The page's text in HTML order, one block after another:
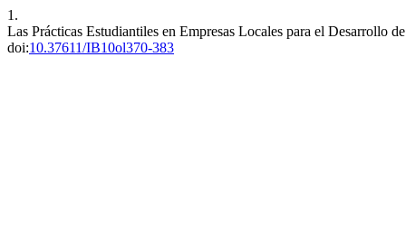
1.
Las Prácticas Estudiantiles en Empresas Locales para el Desarrollo
doi:10.37611/IB10ol370-383